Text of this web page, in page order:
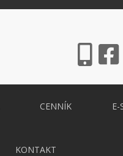
CENNÍK E-
KONTAKT